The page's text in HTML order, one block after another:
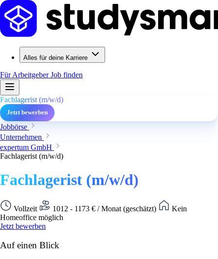
Alles für deine Karriere
Für ArbeitgeberJob finden
Fachlagerist (m/w/d)
Jetzt bewerben
Jobbörse
Unternehmen
expertum GmbH
Fachlagerist (m/w/d)
Fachlagerist (m/w/d)
Vollzeit 1012 - 1173 € / Monat (geschätzt)
Kein
Homeoffice möglich
Jetzt bewerben
Auf einen Blick